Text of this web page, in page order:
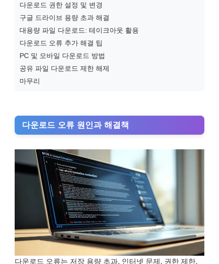
다운로드 권한 설정 및 변경
구글 드라이브 용량 초과 해결
대용량 파일 다운로드: 테이크아웃 활용
다운로드 오류 추가 해결 팁
PC 및 모바일 다운로드 방법
공유 파일 다운로드 제한 해제
마무리
다운로드 오류 원인과 해결책
다운로드 오류는 저장 용량 초과, 인터넷 문제, 권한 제한,